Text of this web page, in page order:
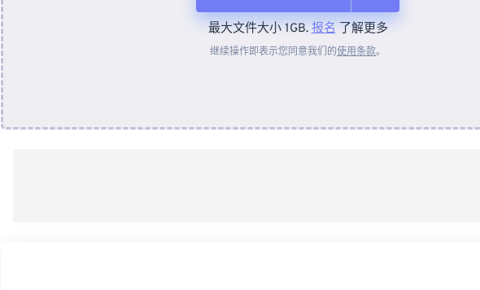
从设备
最大文件大小 1GB.报名了解更多
继续操作即表示您同意我们的使用条款。